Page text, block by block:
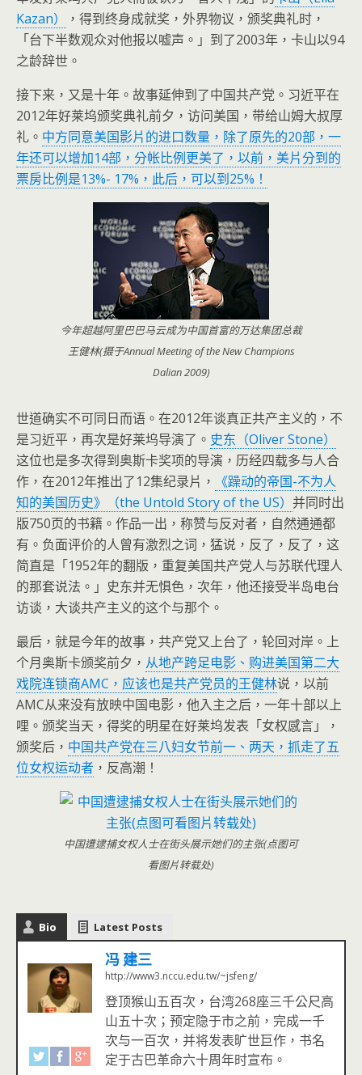
Kazan）
，得到终身成就奖，外界物议，颁奖典礼时，
「台下半数观众对他报以嘘声。」到了2003年，卡山以94
之龄辞世。
接下来，又是十年。故事延伸到了中国共产党。习近平在
2012年好莱坞颁奖典礼前夕，访问美国，带给山姆大叔厚
礼。 中方同意美国影片的进口数量，除了原先的20部，一
年还可以增加14部，分帐比例更美了，以前，美片分到的
票房比例是13%- 17%，此后，可以到25%！
今年超越阿里巴巴马云成为中国首富的万达集团总裁
王健林(摄于Annual Meeting of the New Champions
Dalian 2009)
世道确实不可同日而语。在2012年谈真正共产主义的，不
是习近平，再次是好莱坞导演了。 史东（Oliver Stone）
这位也是多次得到奥斯卡奖项的导演，历经四载多与人合
作，在2012年推出了12集纪录片，
《躁动的帝国-不为人
知的美国历史》（the Untold Story of the US） 并同时出
版750页的书籍。作品一出，称赞与反对者，自然通通都
有。负面评价的人曾有激烈之词，猛说，反了，反了，这
简直是「1952年的翻版，重复美国共产党人与苏联代理人
的那套说法。」史东并无惧色，次年，他还接受半岛电台
访谈，大谈共产主义的这个与那个。
最后，就是今年的故事，共产党又上台了，轮回对岸。上
个月奥斯卡颁奖前夕， 从地产跨足电影、购进美国第二大
戏院连锁商AMC，应该也是共产党员的王健林说，以前
AMC从来没有放映中国电影，他入主之后，一年十部以上
哩。颁奖当天，得奖的明星在好莱坞发表「女权感言」，
颁奖后， 中国共产党在三八妇女节前一、两天，抓走了五
位女权运动者 ，反高潮！
中国遭逮捕女权人士在街头展示她们的主张(点图可
看图片转载处)
Bio Latest Posts
冯 建三
http://www3.nccu.edu.tw/~jsfeng/
登顶猴山五百次，台湾268座三千公尺高
山五十次；预定隐于市之前，完成一千
次与一百次，并将发表旷世巨作，书名
定于古巴革命六十周年时宣布。